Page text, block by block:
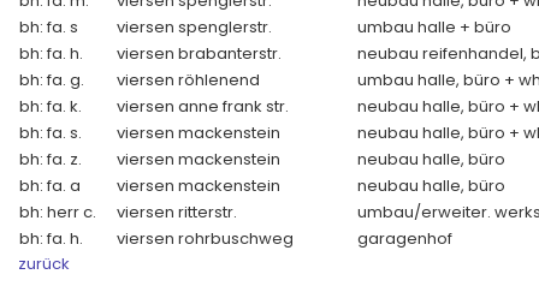
bh: fa. s
viersen spenglerstr.
umbau halle + büro
bh: fa. h.
viersen brabanterstr.
neubau reifenhandel,
bh: fa. g.
viersen röhlenend
umbau halle, büro +
bh: fa. k.
viersen anne frank str.
neubau halle, büro +
bh: fa. s.
viersen mackenstein
neubau halle, büro +
bh: fa. z.
viersen mackenstein
neubau halle, büro
bh: fa. a
viersen mackenstein
neubau halle, büro
bh: herr c.
viersen ritterstr.
umbau/erweiter.
bh: fa. h.
viersen rohrbuschweg
garagenhof
zurück